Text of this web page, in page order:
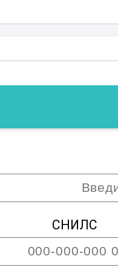
в
курса
жизни и
СНИЛС